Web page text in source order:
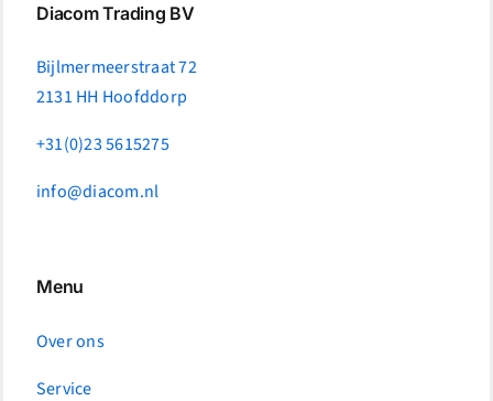
Diacom Trading BV
Bijlmermeerstraat 72
2131 HH Hoofddorp
+31(0)23 5615275
info@diacom.nl
Menu
Over ons
Service